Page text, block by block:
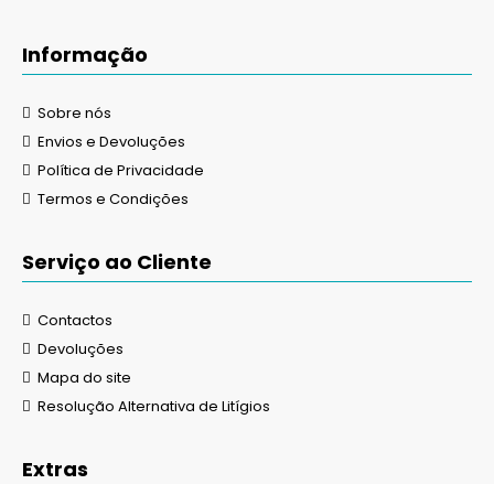
Informação
Sobre nós
Envios e Devoluções
Política de Privacidade
Termos e Condições
Serviço ao Cliente
Contactos
Devoluções
Mapa do site
Resolução Alternativa de Litígios
Extras